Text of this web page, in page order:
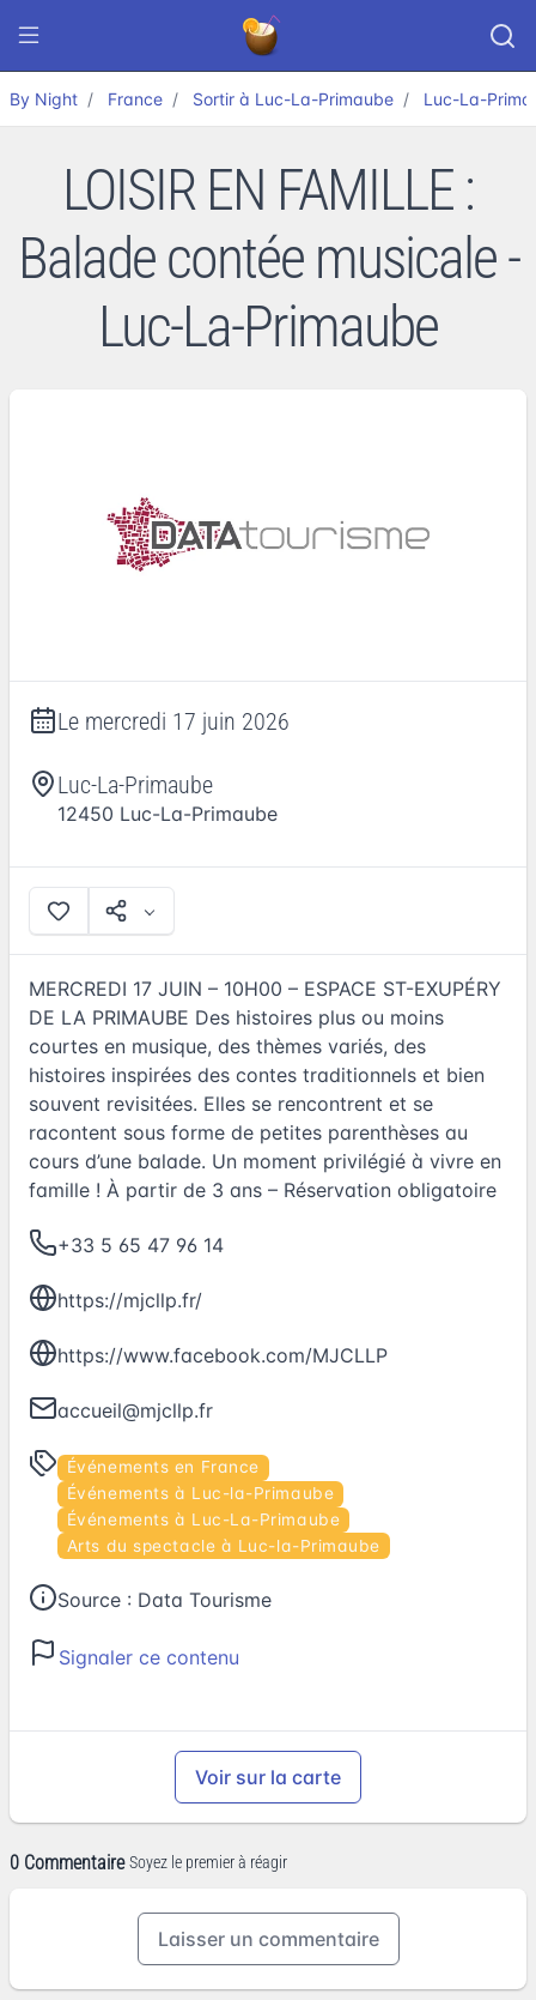
By Night France Sortir à Luc-La-Primaube Luc-La-
LOISIR EN FAMILLE :
Balade contée musicale -
Luc-La-Primaube
Le mercredi 17 juin 2026
Luc-La-Primaube
12450 Luc-La-Primaube
MERCREDI 17 JUIN – 10H00 – ESPACE ST-EXUPÉRY
DE LA PRIMAUBE Des histoires plus ou moins
courtes en musique, des thèmes variés, des
histoires inspirées des contes traditionnels et bien
souvent revisitées. Elles se rencontrent et se
racontent sous forme de petites parenthèses au
cours d’une balade. Un moment privilégié à vivre en
famille ! À partir de 3 ans – Réservation obligatoire
+33 5 65 47 96 14
https://mjcllp.fr/
https://www.facebook.com/MJCLLP
accueil@mjcllp.fr
Événements en France
Événements à Luc-la-Primaube
Événements à Luc-La-Primaube
Arts du spectacle à Luc-la-Primaube
Source : Data Tourisme
Signaler ce contenu
Voir sur la carte
0 Commentaire Soyez le premier à réagir
Laisser un commentaire